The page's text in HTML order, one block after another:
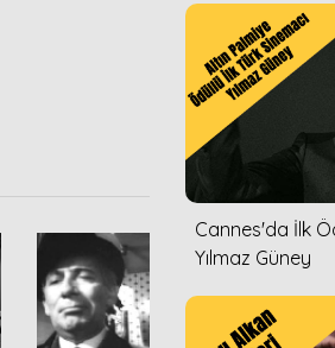
Cannes'da İlk
Yılmaz Güney